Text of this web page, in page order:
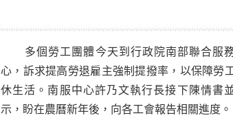
多個勞工團體今天到行政院南部聯合服
心，訴求提高勞退雇主強制提撥率，以保障勞
休生活。南服中心許乃文執行長接下陳情書
示，盼在農曆新年後，向各工會報告相關進度。